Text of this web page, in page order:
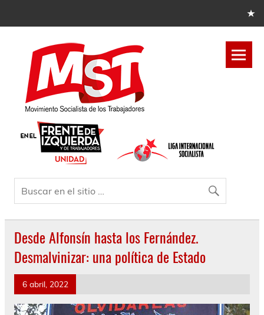
Desde Alfonsín hasta los Fernández.
Desmalvinizar: una política de Estado
6 abril, 2022